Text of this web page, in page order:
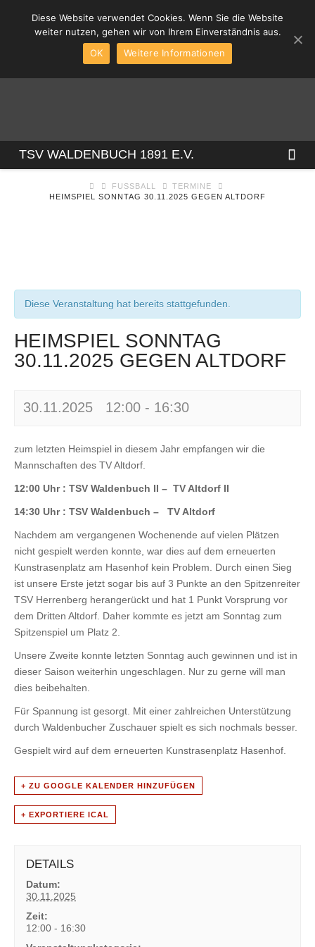
TSV
WALDENBUCH
E.V.
TSV WALDENBUCH 1891 E.V.
FUSSBALL
TERMINE
HEIMSPIEL SONNTAG 30.11.2025 GEGEN ALTDORF
Diese Veranstaltung hat bereits stattgefunden.
HEIMSPIEL SONNTAG
30.11.2025 GEGEN ALTDORF
30.11.2025 12:00 - 16:30
zum letzten Heimspiel in diesem Jahr empfangen wir die
Mannschaften des TV Altdorf.
12:00 Uhr : TSV Waldenbuch II – TV Altdorf II
14:30 Uhr : TSV Waldenbuch – TV Altdorf
Nachdem am vergangenen Wochenende auf vielen Plätzen
nicht gespielt werden konnte, war dies auf dem erneuerten
Kunstrasenplatz am Hasenhof kein Problem. Durch einen Sieg
ist unsere Erste jetzt sogar bis auf 3 Punkte an den Spitzenreiter
TSV Herrenberg herangerückt und hat 1 Punkt Vorsprung vor
dem Dritten Altdorf. Daher kommte es jetzt am Sonntag zum
Spitzenspiel um Platz 2.
Unsere Zweite konnte letzten Sonntag auch gewinnen und ist in
dieser Saison weiterhin ungeschlagen. Nur zu gerne will man
dies beibehalten.
Für Spannung ist gesorgt. Mit einer zahlreichen Unterstützung
durch Waldenbucher Zuschauer spielt es sich nochmals besser.
Gespielt wird auf dem erneuerten Kunstrasenplatz Hasenhof.
+ ZU GOOGLE KALENDER HINZUFÜGEN
+ EXPORTIERE ICAL
DETAILS
Datum:
30.11.2025
Zeit:
12:00 - 16:30
Diese Website verwendet Cookies. Wenn Sie die Website
weiter nutzen, gehen wir von Ihrem Einverständnis aus.
OK
Weitere Informationen